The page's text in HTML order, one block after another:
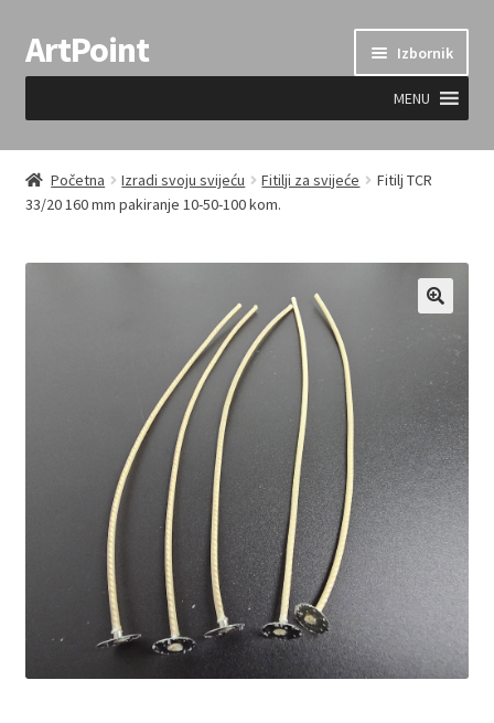
Preskoči
na
Skoči
do
ArtPoint Izbornik
MENU
Uvjeti prodaje
Početna Izradi svoju svijeću Fitilji za svijeće
Fitilj TCR
33/20 160 mm pakiranje 10-50-100 kom.